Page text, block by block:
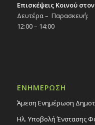
Επισκέψεις Κοινού
Δευτέρα – Παρασκευή:
12:00 – 14:00
ΕΝΗΜΕΡΩΣΗ
Άμεση Ενημέρωση
Ηλ. Υποβολή Ένστασης